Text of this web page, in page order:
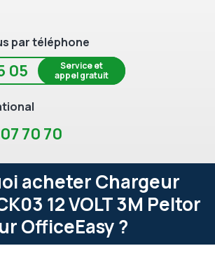
par téléphone
05
Service et
appel gratuit
70 70
acheter Chargeur
12 VOLT 3M Peltor
OfficeEasy ?